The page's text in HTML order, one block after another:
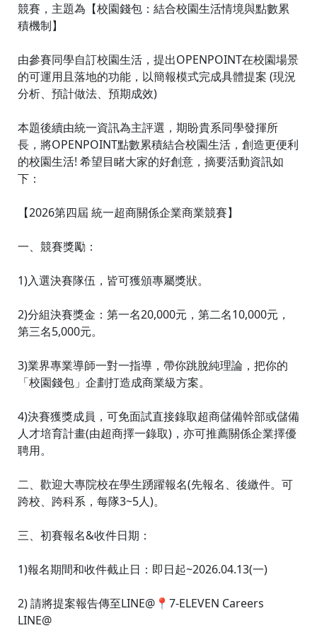
競賽，主題為【校園錢包：結合校園生活情境與點數累
積機制】
由參賽同學自訂校園生活，提出OPENPOINT在校園場景
的可運用且落地的功能，以簡報模式完成具體提案 (現況
分析、預計做法、預期成效)
本題後續由統一資訊為主評選，期盼貴系同學發揮所
長，將OPENPOINT點數累積結合校園生活，創造更便利
的校園生活! 希望目睹大家的好創意，摘要活動資訊如
下：
【2026第四屆 統一超商關係企業商業競賽】
一、競賽獎勵：
1)入選決賽隊伍，皆可獲頒專屬獎狀。
2)分組決賽獎金：第一名20,000元，第二名10,000元，
第三名5,000元。
3)業界專業導師一對一指導，帶你跳脫純理論，把你的
「校園錢包」企劃打造成商業級方案。
4)決賽獲獎成員，可免面試直接錄取超商儲備幹部或儲備
人才培育計畫(由超商擇一錄取)，亦可推薦關係企業擇優
聘用。
二、歡迎大專院校在學生踴躍報名(先報名、後繳件。可
跨校、跨科系，每隊3~5人)。
三、初賽報名&收件日期：
1)報名期間和收件截止日：即日起~2026.04.13(一)
2) 請將提案報告傳至LINE@📍7-ELEVEN Careers
LINE@